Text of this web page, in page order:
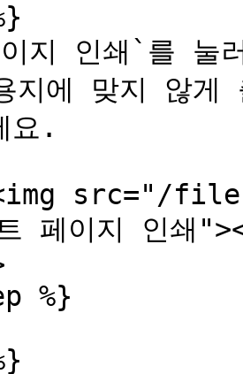
지 인쇄`를 눌
에 맞지 않게
요.
src="/
페이지 인쇄
%}